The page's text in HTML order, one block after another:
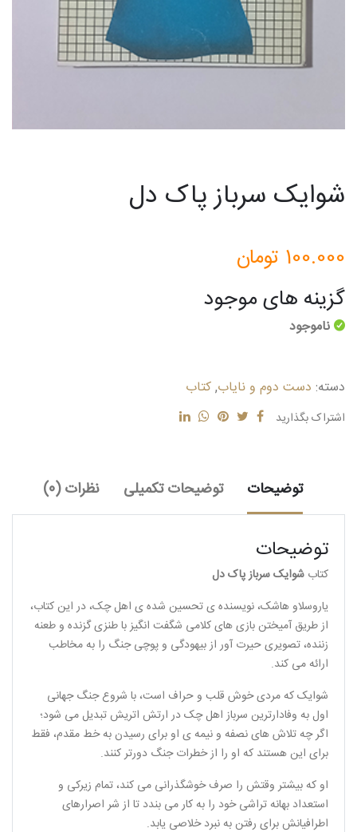
شوایک سرباز پاک دل
100.000 تومان
گزینه های موجود
ناموجود
دسته: دست دوم و نایاب,کتاب
اشتراک بگذارید
توضیحات توضیحات تکمیلی نظرات (0)
توضیحات
کتاب شوایک سرباز پاک دل
یاروسلاو هاشک، نویسنده ی تحسین شده ی اهل چک، در این کتاب،
از طریق آمیختن بازی های کلامی شگفت انگیز با طنزی گزنده و طعنه
زننده، تصویری حیرت آور از بیهودگی و پوچی جنگ را به مخاطب
ارائه می کند.
شوایک که مردی خوش قلب و حراف است، با شروع جنگ جهانی
اول به وفادارترین سرباز اهل چک در ارتش اتریش تبدیل می شود؛
اگر چه تلاش های نصفه و نیمه ی او برای رسیدن به خط مقدم، فقط
برای این هستند که او را از خطرات جنگ دورتر کنند.
او که بیشتر وقتش را صرف خوشگذرانی می کند، تمام زیرکی و
استعداد بهانه تراشی خود را به کار می بندد تا از شر اصرارهای
اطرافیانش برای رفتن به نبرد خلاصی یابد.